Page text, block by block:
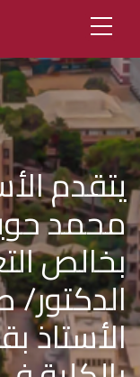
يتقدم
محمد
بخالص
الدكتور/
الأستاذ